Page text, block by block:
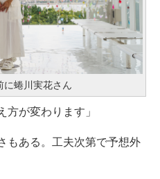
に蜷川実花さん
方が変わります」
もある。工夫次第で予想外